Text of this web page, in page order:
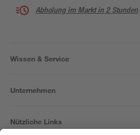
Abholung im Markt in 2 Stunden
Wissen & Service
Unternehmen
Nützliche Links